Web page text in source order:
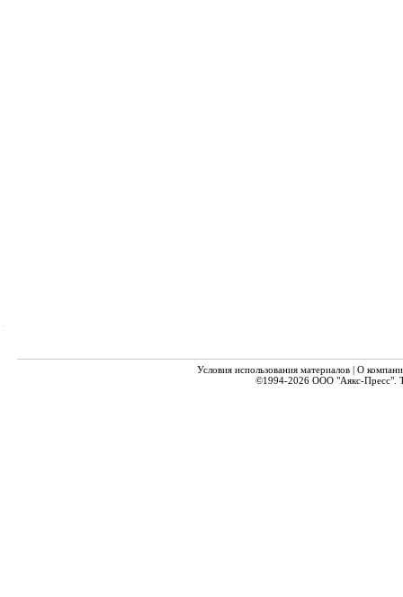
Условия использования материалов| О
©1994-2026 ООО "Аякс-Пресс".